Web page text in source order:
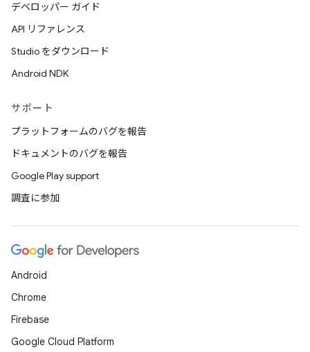
デベロッパー ガイド
API リファレンス
Studio をダウンロード
Android NDK
サポート
プラットフォームのバグを報告
ドキュメントのバグを報告
Google Play support
調査に参加
Android
Chrome
Firebase
Google Cloud Platform